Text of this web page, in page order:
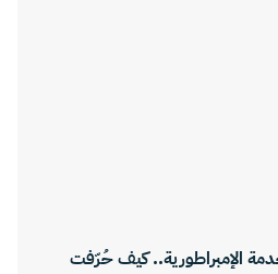
الإمبراطورية.. كيف حُرّفت